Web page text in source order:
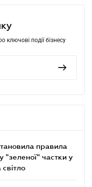
ключові події бізнесу
правила
"зеленої" частки у